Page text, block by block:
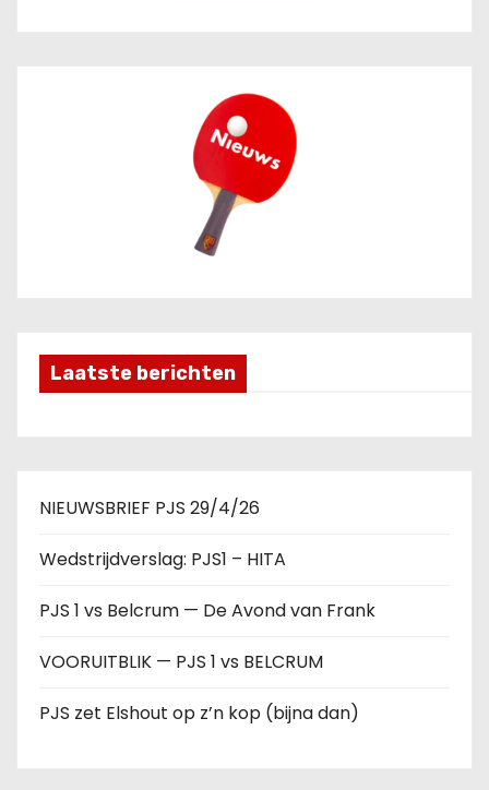
Laatste berichten
NIEUWSBRIEF PJS 29/4/26
Wedstrijdverslag: PJS1 – HITA
PJS 1 vs Belcrum — De Avond van Frank
VOORUITBLIK — PJS 1 vs BELCRUM
PJS zet Elshout op z’n kop (bijna dan)